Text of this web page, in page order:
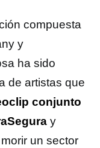
compuesta
y
ha sido
de artistas que
conjunto
y
un sector